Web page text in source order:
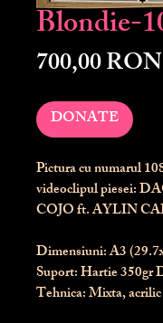
Blondie-
700,00 RON
DONATE
Pictura cu numarul
videoclipul piesei:
COJO ft. AYLIN
Dimensiuni: A3
Suport: Hartie 350gr
Tehnica: Mixta,